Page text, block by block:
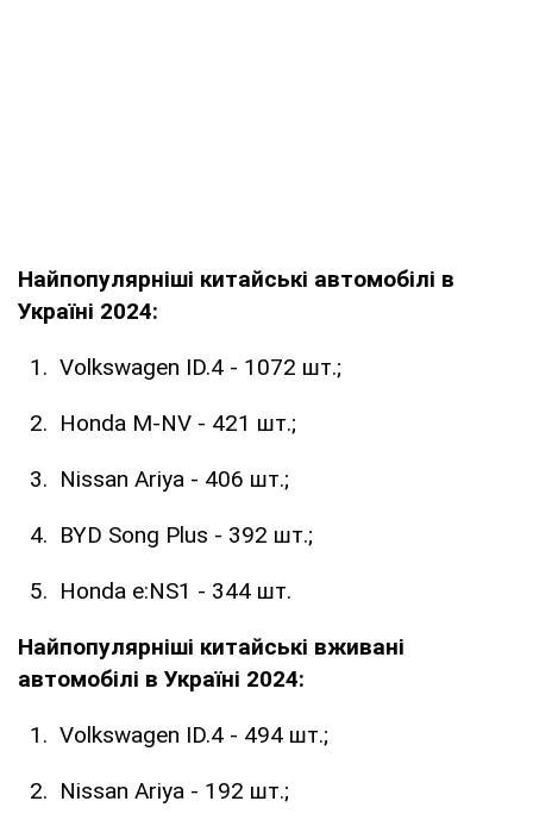
Найпопулярніші китайські автомобілі в
Україні 2024:
Volkswagen ID.4 - 1072 шт.;
Honda M-NV - 421 шт.;
Nissan Ariya - 406 шт.;
BYD Song Plus - 392 шт.;
Honda e:NS1 - 344 шт.
Найпопулярніші китайські вживані
автомобілі в Україні 2024:
Volkswagen ID.4 - 494 шт.;
Nissan Ariya - 192 шт.;